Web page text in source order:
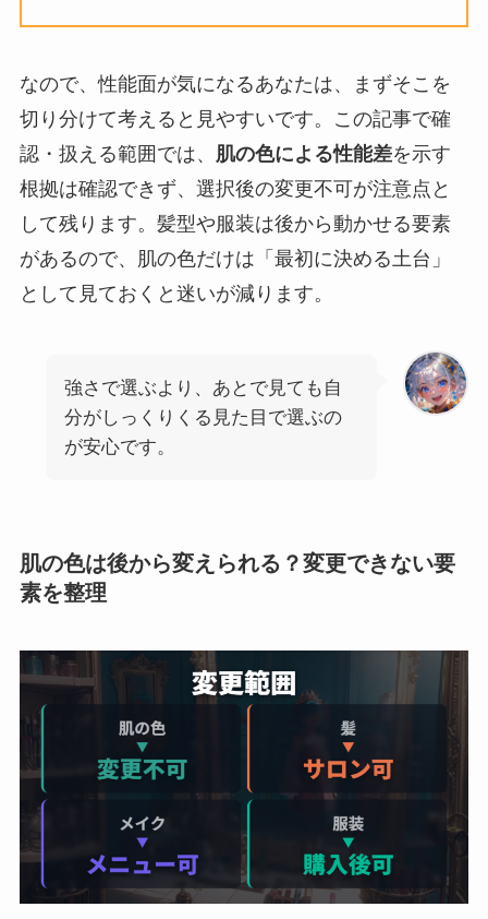
なので、性能面が気になるあなたは、まずそこを
切り分けて考えると見やすいです。この記事で確
認・扱える範囲では、
肌の色による性能差を示す
根拠は確認できず、選択後の変更不可が注意点と
して残ります。髪型や服装は後から動かせる要素
があるので、肌の色だけは「最初に決める土台」
として見ておくと迷いが減ります。
強さで選ぶより、あとで見ても自
分がしっくりくる見た目で選ぶの
が安心です。
肌の色は後から変えられる？変更できない要
素を整理